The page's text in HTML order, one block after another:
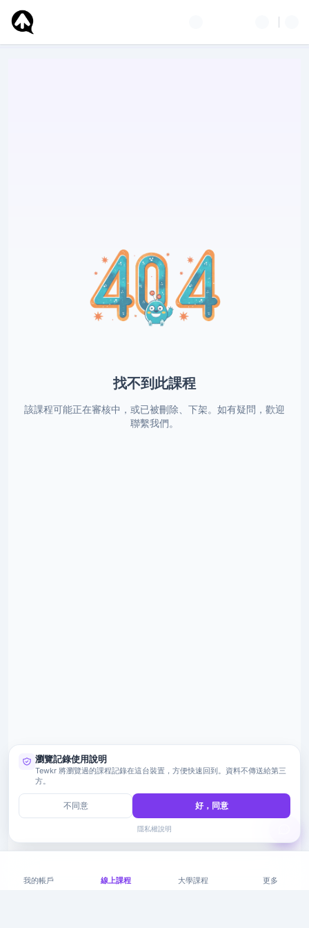
找不到此課程
該課程可能正在審核中，或已被刪除、下架。如有疑問，歡迎
聯繫我們。
我的帳戶 線上課程 大學課程 更多
瀏覽記錄使用說明
Tewkr 將瀏覽過的課程記錄在這台裝置，方便快速回到。資料不傳送給第三
方。
不同意 好，同意
隱私權說明